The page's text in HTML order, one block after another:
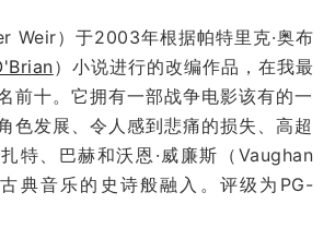
Weir）于2003年根据帕特里克·奥布
）小说进行的改编作品，在我最
前十。它拥有一部战争电影该有的一
色发展、令人感到悲痛的损失、高超
特、巴赫和沃恩·威廉斯（Vaughan
典音乐的史诗般融入。评级为PG-